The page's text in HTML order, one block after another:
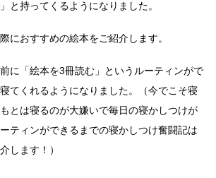
と持ってくるようになりました。
におすすめの絵本をご紹介します。
に「絵本を3冊読む」というルーティンがで
てくれるようになりました。（今でこそ寝
とは寝るのが大嫌いで毎日の寝かしつけが
ティンができるまでの寝かしつけ奮闘記は
します！）